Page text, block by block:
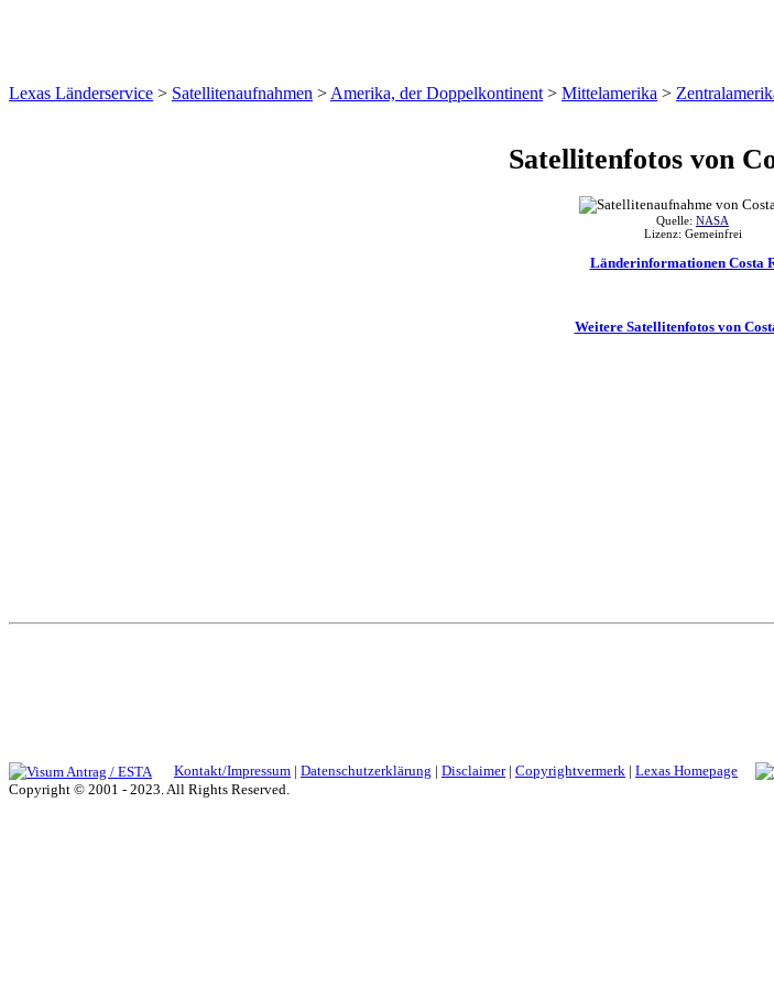
Lexas Länderservice > Satellitenaufnahmen > Amerika, der Doppelkontinent > Mittelamerika >
Satellitenfotos von
Quelle: NASA
Lizenz: Gemeinfrei
Länderinformationen Costa
Weitere Satellitenfotos von
Kontakt/Impressum | Datenschutzerklärung | Disclaimer| Copyrightvermerk | Lexas Homepage
Copyright © 2001 - 2023. All Rights Reserved.